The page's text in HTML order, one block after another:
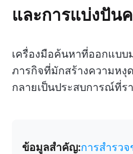
และการแบ่งปัน
เครื่องมือค้นหาที่ออกแบบ
ภารกิจที่มักสร้างความห
กลายเป็นประสบการณ์ที่ร
ข้อมูลสำคัญ:การสำรว